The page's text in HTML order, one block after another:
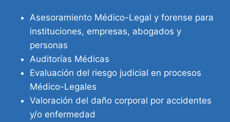
Asesoramiento Médico-Legal y forense para
instituciones, empresas, abogados y
personas
Auditorías Médicas
Evaluación del riesgo judicial en procesos
Médico-Legales
Valoración del daño corporal por accidentes
y/o enfermedad